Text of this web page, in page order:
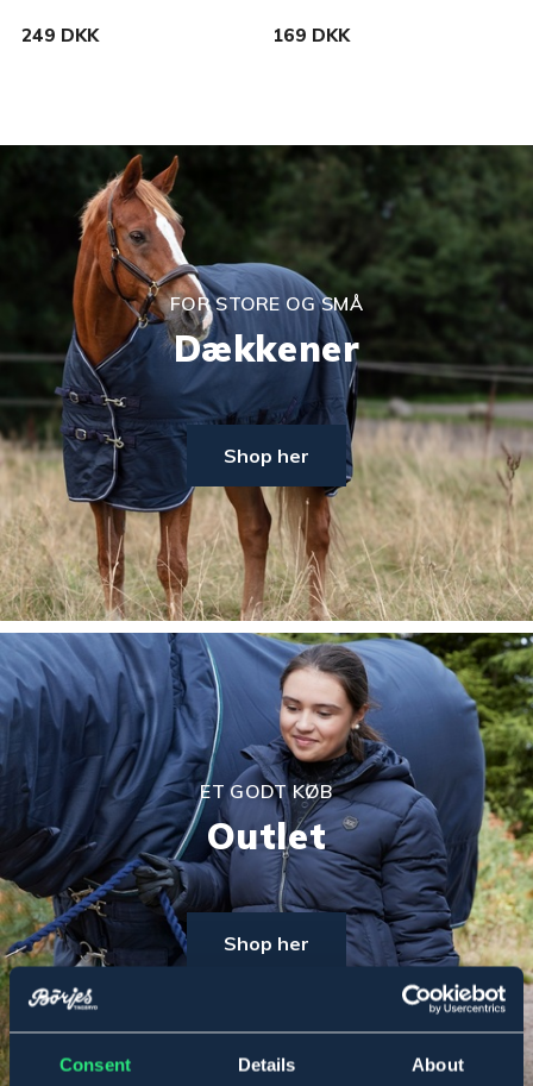
Consent Details About
249 DKK 169 DKK
FOR STORE OG SMÅ
Dækkener
Shop her
ET GODT KØB
Outlet
Shop her